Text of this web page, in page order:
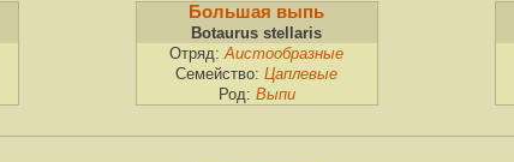
Большая выпь
Botaurus stellaris
Отряд: Аистообразные
Семейство: Цаплевые
Род: Выпи